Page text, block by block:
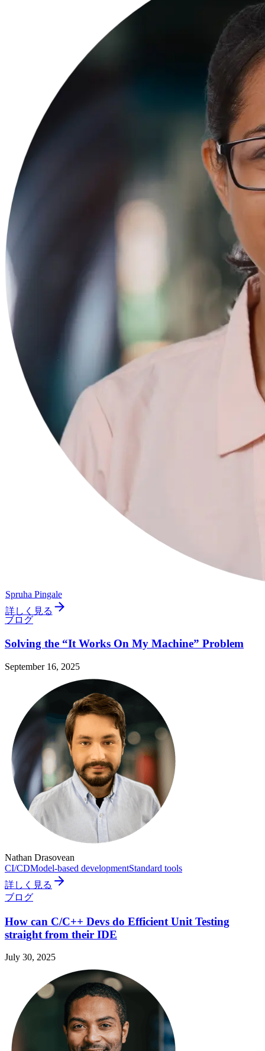
Spruha Pingale
詳しく見る
ブログ
Solving the “It Works On My Machine” Problem
September 16, 2025
Nathan Drasovean
CI/CDModel-based developmentStandard tools
詳しく見る
ブログ
How can C/C++ Devs do Efficient Unit Testing
straight from their IDE
July 30, 2025